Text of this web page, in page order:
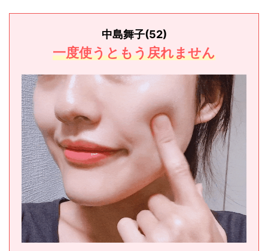
中島舞子(52)
一度使うともう戻れません